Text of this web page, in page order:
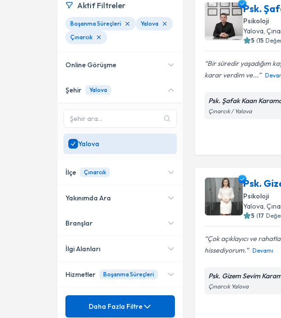
Psk.
Psikoloji
Yalova,
5 (15
Bir süredir yaşadığım
karar verdim ve...
Psk. Şafak Kaan
Çınarcık / Yalova
Psk.
Psikoloji
Yalova ,
5 (17
Çok açıklayıcı ve
hissediyorum.
Devamı
Psk. Gizem Sevim
Çınarcık Yalova
Aktif Filtreler
Boşanma Süreçleri
Yalova
Çınarcık
Online Görüşme
Online danışmanlık sunan
SadeceYalova
uzman ara
Şehir Yalova
Yalova
İlçe Çınarcık
Çınarcık
Yakınımda Ara
Konumuma yakın uzmanları
Branşlar
Psikoloji
İlgi Alanları
Anne baba eğitimi
Hizmetler Boşanma Süreçleri
Mezuniyet
Daha Fazla Filtre